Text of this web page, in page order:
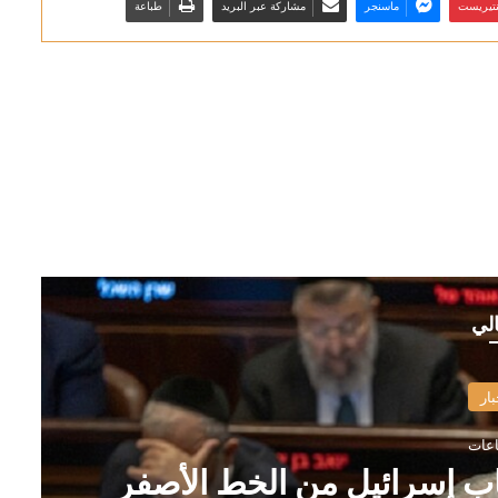
ماسنجر مشاركة عبر البريد طباعة
إسرائيل من الخط الأصفر